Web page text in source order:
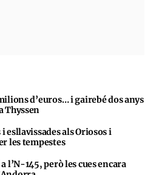
d’euros… i gairebé dos anys
Thyssen
esllavissades als Oriosos i
les tempestes
l’N-145, però les cues encara